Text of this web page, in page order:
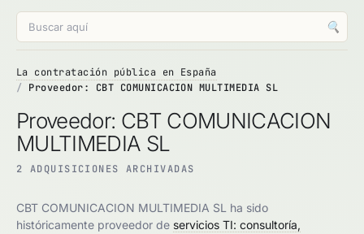
🔍
La contratación pública en España
Proveedor: CBT COMUNICACION MULTIMEDIA SL
Proveedor: CBT COMUNICACION
MULTIMEDIA SL
2 ADQUISICIONES ARCHIVADAS
CBT COMUNICACION MULTIMEDIA SL ha sido
históricamente proveedor de servicios TI: consultoría,